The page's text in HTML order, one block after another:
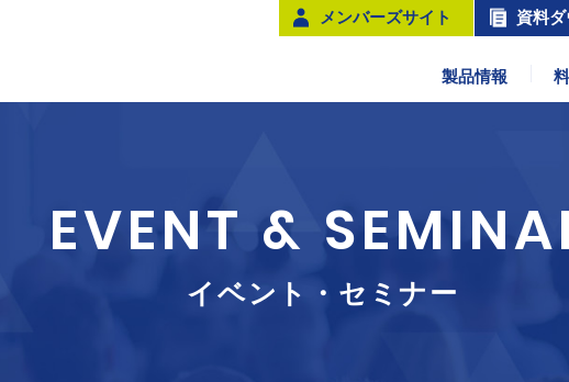
メンバーズサイト 資料
製品情報
EVENT &
イベント・セミナー